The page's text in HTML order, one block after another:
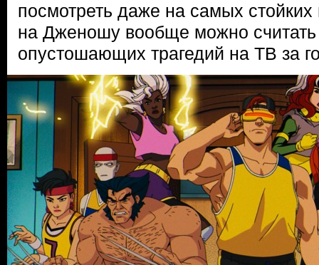
посмотреть даже на самых
на Дженошу вообще можно
опустошающих трагедий на ТВ за